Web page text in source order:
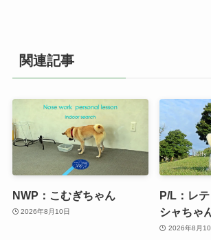
関連記事
NWP：こむぎちゃん
2026年8月10日
P/L：レ
シャちゃ
2026年8月10